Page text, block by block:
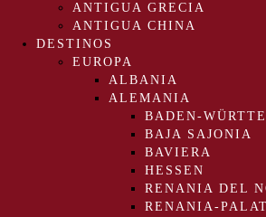
ANTIGUA GRECIA
ANTIGUA CHINA
DESTINOS
EUROPA
ALBANIA
ALEMANIA
BADEN-
BAJA SAJONIA
BAVIERA
HESSEN
RENANIA DEL
RENANIA-